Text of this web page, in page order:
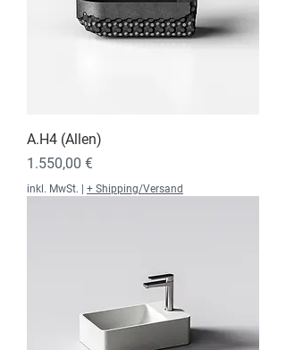
A.H4 (Allen)
Preis
1.550,00 €
inkl. MwSt. | + Shipping/Versand